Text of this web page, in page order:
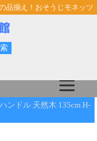
品揃え！おそうじモネッツ
ンドル 天然木 135cm H-